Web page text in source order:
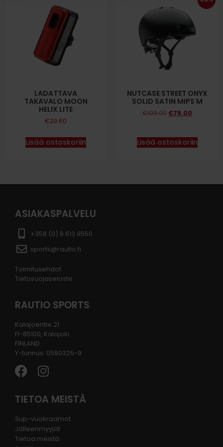
LADATTAVA
TAKAVALO MOON
HELIX LITE
€29.60
Lisää ostoskoriin
NUTCASE STREET ONYX
SOLID SATIN MIPS M
€109.00 €79.00
Lisää ostoskoriin
ASIAKASPALVELU
+358 (0) 8 613 9550
sports@rautio.fi
Toimitusehdot
Tietosuojaseloste
RAUTIO SPORTS
Kalajoentie 21
FI-85100, Kalajoki
FINLAND
Y-tunnus: 0580325-9
TIETOA MEISTÄ
Sup-vuokraamot
Jälleenmyyjät
Tietoa meistä